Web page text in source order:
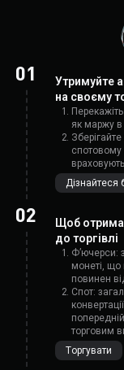
01
Утримуйте
на своєму
як маржу в
спотовому
Дізнайтеся
02
Щоб
до торгівлі
Фʼючерси:
монеті, що
повинен
Спот:
торговим
Торгувати